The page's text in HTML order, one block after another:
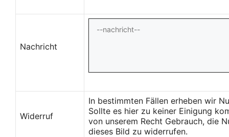
Nachricht
Widerruf
In bestimmten Fällen erheben wir
Sollte es hier zu keiner Einigung
von unserem Recht Gebrauch, die
dieses Bild zu widerrufen.